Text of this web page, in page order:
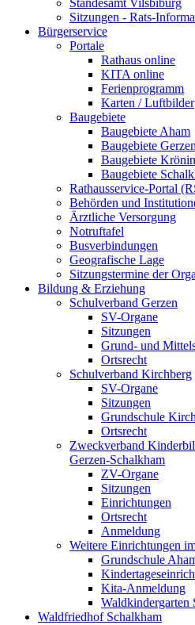
Standesamt Vilsbiburg
Sitzungen - Rats-
Bürgerservice
Portale
Rathaus online
KITA online
Ferienprogramm
Karten / Luftbilder
Baugebiete
Baugebiete Aham
Baugebiete Gerzen
Baugebiete
Baugebiete
Rathausservice-Portal
Behörden und
Ärztliche Versorgung
Notruftafel
Busverbindungen
Geografische Lage
Sitzungstermine der
Bildung & Erziehung
Schulverband Gerzen
SV-Organe
Sitzungen
Grund- und
Ortsrecht
Schulverband Kirchberg
SV-Organe
Sitzungen
Grundschule
Ortsrecht
Zweckverband
Gerzen-Schalkham
ZV-Organe
Sitzungen
Einrichtungen
Ortsrecht
Anmeldung
Weitere Einrichtungen
Grundschule
Kita-Anmeldung
Waldkindergarten
Waldfriedhof Schalkham